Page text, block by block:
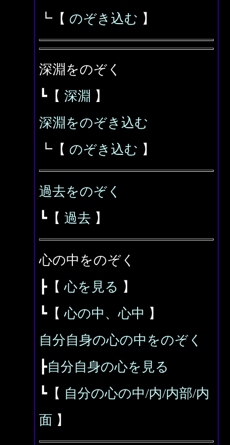
┗【 のぞき込む 】
深淵をのぞく
┗【 深淵 】
深淵をのぞき込む
┗【 のぞき込む 】
過去をのぞく
┗【 過去 】
心の中をのぞく
┣【心を見る 】
┗【心の中、心中 】
自分自身の心の中をのぞく
┣自分自身の心を見る
┗【 自分の心の中/内/内部/内
面 】